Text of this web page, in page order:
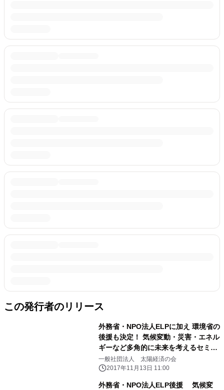
この発行者のリリース
外務省・NPO法人ELPに加え 環境省の
後援も決定！ 気候変動・災害・エネル
ギーなど多角的に未来を考えるセミナ
ー 11月27日霞が関にて開催
一般社団法人 太陽経済の会
2017年11月13日 11:00
外務省・NPO法人ELP後援 気候変